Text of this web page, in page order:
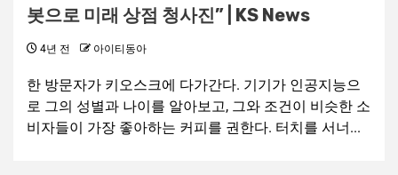
봇으로 미래 상점 청사진” | KS News
4년 전 아이티동아
한 방문자가 키오스크에 다가간다. 기기가 인공지능으
로 그의 성별과 나이를 알아보고, 그와 조건이 비슷한 소
비자들이 가장 좋아하는 커피를 권한다. 터치를 서너...